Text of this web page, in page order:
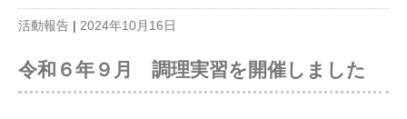
活動報告 | 2024年10月16日
令和６年９月 調理実習を開催しました